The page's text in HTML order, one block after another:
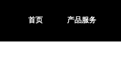
首页 产品服务